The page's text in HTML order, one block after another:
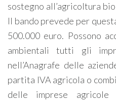
sostegno all’agricoltura
Il bando prevede per
500.000 euro. Possono
ambientali tutti gli
nell’Anagrafe delle
partita IVA agricola o
delle imprese